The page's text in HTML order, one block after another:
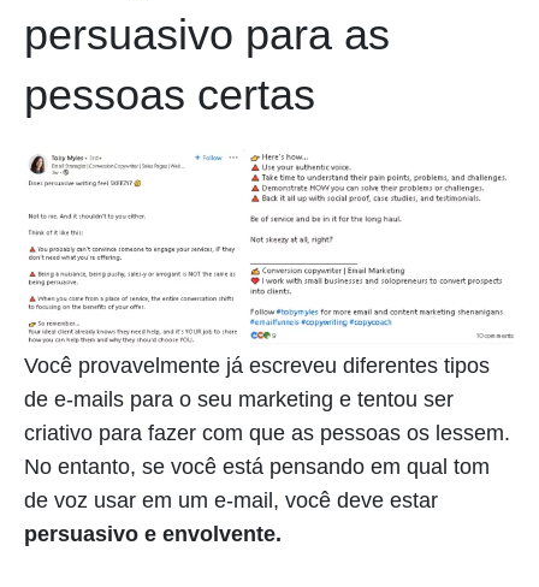
persuasivo para as
pessoas certas
Você provavelmente já escreveu diferentes tipos
de e-mails para o seu marketing e tentou ser
criativo para fazer com que as pessoas os lessem.
No entanto, se você está pensando em qual tom
de voz usar em um e-mail, você deve estar
persuasivo e envolvente.